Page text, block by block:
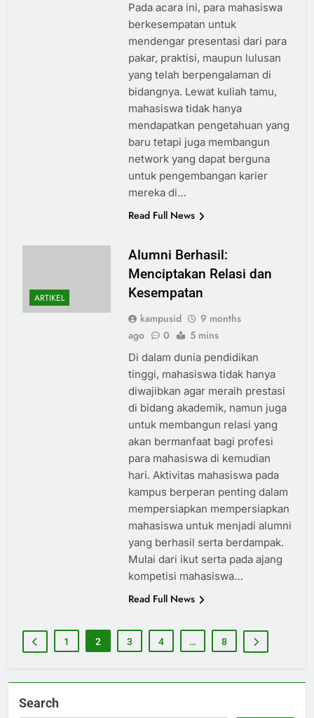
Pada acara ini, para mahasiswa
berkesempatan untuk
mendengar presentasi dari para
pakar, praktisi, maupun lulusan
yang telah berpengalaman di
bidangnya. Lewat kuliah tamu,
mahasiswa tidak hanya
mendapatkan pengetahuan yang
baru tetapi juga membangun
network yang dapat berguna
untuk pengembangan karier
mereka di…
Read Full News
ARTIKEL
Alumni Berhasil:
Menciptakan Relasi dan
Kesempatan
kampusid
9 months
ago
0 5 mins
Di dalam dunia pendidikan
tinggi, mahasiswa tidak hanya
diwajibkan agar meraih prestasi
di bidang akademik, namun juga
untuk membangun relasi yang
akan bermanfaat bagi profesi
para mahasiswa di kemudian
hari. Aktivitas mahasiswa pada
kampus berperan penting dalam
mempersiapkan mempersiapkan
mahasiswa untuk menjadi alumni
yang berhasil serta berdampak.
Mulai dari ikut serta pada ajang
kompetisi mahasiswa…
Read Full News
1 2 3 4 … 8
Search